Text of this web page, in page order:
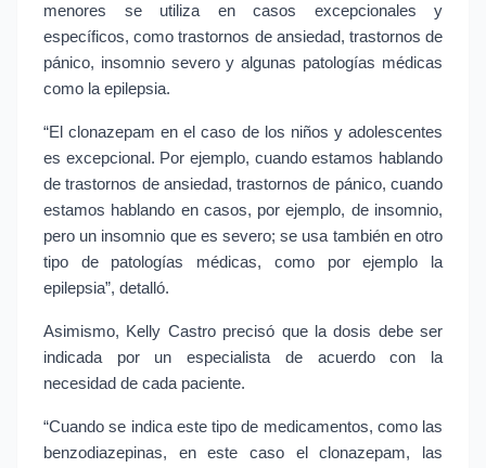
menores se utiliza en casos excepcionales y
específicos, como trastornos de ansiedad, trastornos de
pánico, insomnio severo y algunas patologías médicas
como la epilepsia.
“El clonazepam en el caso de los niños y adolescentes
es excepcional. Por ejemplo, cuando estamos hablando
de trastornos de ansiedad, trastornos de pánico, cuando
estamos hablando en casos, por ejemplo, de insomnio,
pero un insomnio que es severo; se usa también en otro
tipo de patologías médicas, como por ejemplo la
epilepsia”, detalló.
Asimismo, Kelly Castro precisó que la dosis debe ser
indicada por un especialista de acuerdo con la
necesidad de cada paciente.
“Cuando se indica este tipo de medicamentos, como las
benzodiazepinas, en este caso el clonazepam, las